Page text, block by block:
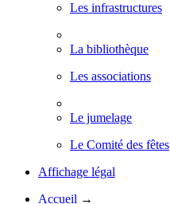
Les infrastructures
La bibliothèque
Les associations
Le jumelage
Le Comité des fêtes
Affichage légal
Accueil →